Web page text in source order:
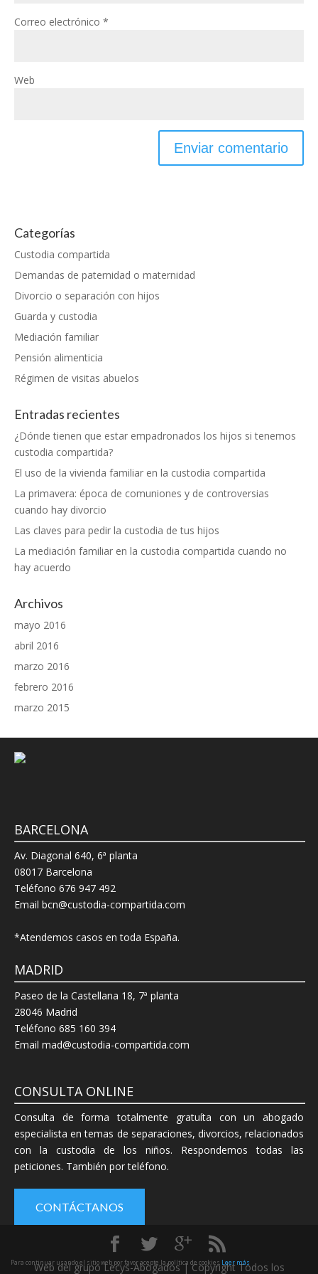
Para continuar usando el sitio web por favor acepte la política de cookies Leer más
Correo electrónico *
Web
Categorías
Custodia compartida
Demandas de paternidad o maternidad
Divorcio o separación con hijos
Guarda y custodia
Mediación familiar
Pensión alimenticia
Régimen de visitas abuelos
Entradas recientes
¿Dónde tienen que estar empadronados los hijos si tenemos
custodia compartida?
El uso de la vivienda familiar en la custodia compartida
La primavera: época de comuniones y de controversias
cuando hay divorcio
Las claves para pedir la custodia de tus hijos
La mediación familiar en la custodia compartida cuando no
hay acuerdo
Archivos
mayo 2016
abril 2016
marzo 2016
febrero 2016
marzo 2015
BARCELONA
Av. Diagonal 640, 6ª planta
08017 Barcelona
Teléfono 676 947 492
Email bcn@custodia-compartida.com
*Atendemos casos en toda España.
MADRID
Paseo de la Castellana 18, 7ª planta
28046 Madrid
Teléfono 685 160 394
Email mad@custodia-compartida.com
CONSULTA ONLINE
Consulta de forma totalmente gratuíta con un abogado
especialista en temas de separaciones, divorcios, relacionados
con la custodia de los niños. Respondemos todas las
peticiones. También por teléfono.
CONTÁCTANOS
Web del grupo Lecys-Abogados | Copyright Todos los